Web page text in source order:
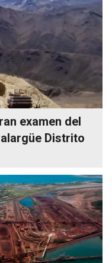
examen del
Distrito